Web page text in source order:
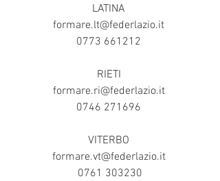
LATINA
formare.lt@federlazio.it
0773 661212
RIETI
formare.ri@federlazio.it
0746 271696
VITERBO
formare.vt@federlazio.it
0761 303230